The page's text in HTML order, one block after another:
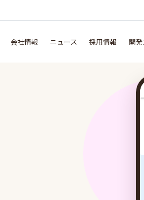
会社情報 ニュース 採用情報 開